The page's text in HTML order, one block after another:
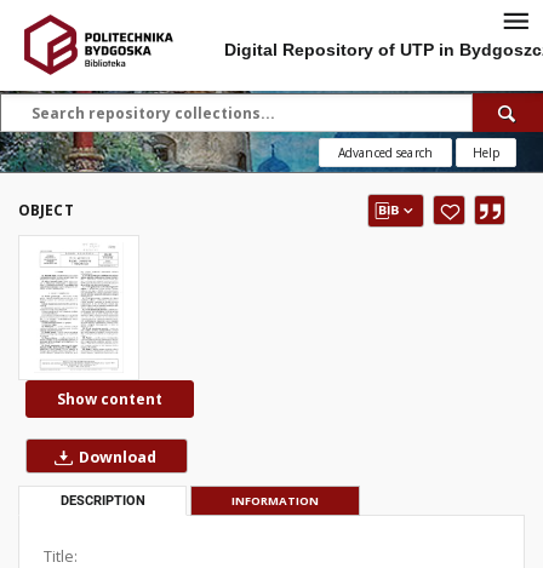
Digital Repository of UTP in
Advanced search Help
OBJECT
Show content
Download
DESCRIPTION INFORMATION
Title: